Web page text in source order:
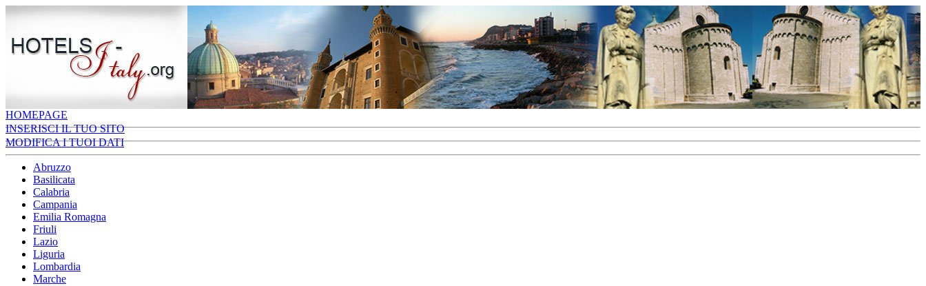
HOMEPAGE
INSERISCI IL TUO SITO
MODIFICA I TUOI DATI
Abruzzo
Basilicata
Calabria
Campania
Emilia Romagna
Friuli
Lazio
Liguria
Lombardia
Marche